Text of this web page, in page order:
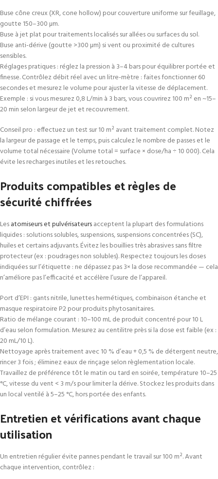
Buse cône creux (XR, cone hollow) pour couverture uniforme sur feuillage,
goutte 150–300 µm.
Buse à jet plat pour traitements localisés sur allées ou surfaces du sol.
Buse anti-dérive (goutte >300 µm) si vent ou proximité de cultures
sensibles.
Réglages pratiques : réglez la pression à 3–4 bars pour équilibrer portée et
finesse. Contrôlez débit réel avec un litre-mètre : faites fonctionner 60
secondes et mesurez le volume pour ajuster la vitesse de déplacement.
Exemple : si vous mesurez 0,8 L/min à 3 bars, vous couvrirez 100 m² en ~15–
20 min selon largeur de jet et recouvrement.
Conseil pro : effectuez un test sur 10 m² avant traitement complet. Notez
la largeur de passage et le temps, puis calculez le nombre de passes et le
volume total nécessaire (Volume total = surface × dose/ha ÷ 10 000). Cela
évite les recharges inutiles et les retouches.
Produits compatibles et règles de
sécurité chiffrées
Lesatomiseurs et pulvérisateursacceptent la plupart des formulations
liquides : solutions solubles, suspensions, suspensions concentrées (SC),
huiles et certains adjuvants. Évitez les bouillies très abrasives sans filtre
protecteur (ex : poudrages non solubles). Respectez toujours les doses
indiquées sur l’étiquette : ne dépassez pas 3× la dose recommandée — cela
n’améliore pas l’efficacité et accélère l’usure de l’appareil.
Port d’EPI : gants nitrile, lunettes hermétiques, combinaison étanche et
masque respiratoire P2 pour produits phytosanitaires.
Ratio de mélange courant : 10–100 mL de produit concentré pour 10 L
d’eau selon formulation. Mesurez au centilitre près si la dose est faible (ex :
20 mL/10 L).
Nettoyage après traitement avec 10 % d’eau + 0,5 % de détergent neutre,
rincer 3 fois ; éliminez eaux de rinçage selon règlementation locale.
Travaillez de préférence tôt le matin ou tard en soirée, température 10–25
°C, vitesse du vent < 3 m/s pour limiter la dérive. Stockez les produits dans
un local ventilé à 5–25 °C, hors portée des enfants.
Entretien et vérifications avant chaque
utilisation
Un entretien régulier évite pannes pendant le travail sur 100 m². Avant
chaque intervention, contrôlez :